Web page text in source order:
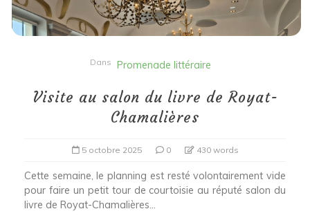
Dans Promenade littéraire
Visite au salon du livre de Royat-
Chamalières
5 octobre 2025 0 430 words
Cette semaine, le planning est resté volontairement vide
pour faire un petit tour de courtoisie au réputé salon du
livre de Royat-Chamalières...